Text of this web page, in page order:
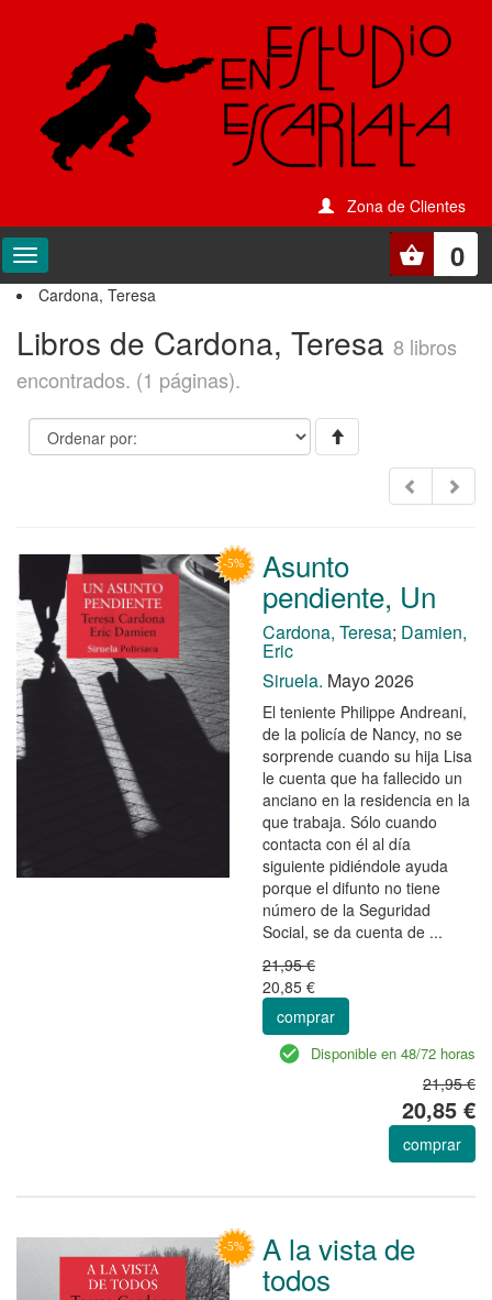
Zona de Clientes
0
Cardona, Teresa
Libros de Cardona, Teresa 8 libros
encontrados. (1 páginas).
Asunto
pendiente, Un
Cardona, Teresa; Damien,
Eric
Siruela. Mayo 2026
El teniente Philippe Andreani,
de la policía de Nancy, no se
sorprende cuando su hija Lisa
le cuenta que ha fallecido un
anciano en la residencia en la
que trabaja. Sólo cuando
contacta con él al día
siguiente pidiéndole ayuda
porque el difunto no tiene
número de la Seguridad
Social, se da cuenta de ...
21,95 €
20,85 €
comprar
Disponible en 48/72 horas
21,95 €
20,85 €
comprar
A la vista de
todos